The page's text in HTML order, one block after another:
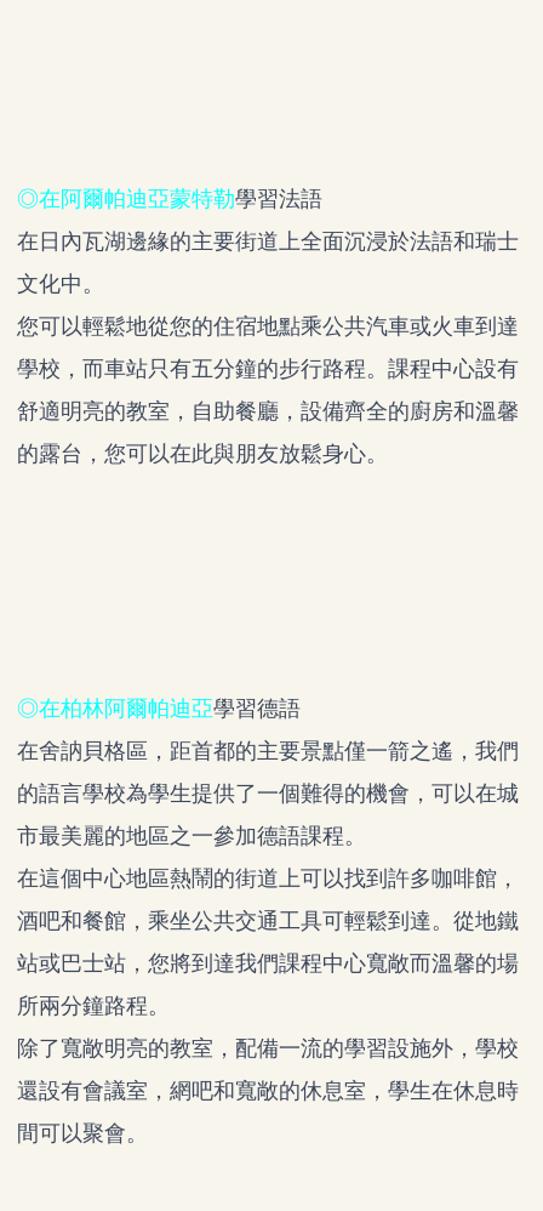
◎在阿爾帕迪亞蒙特勒學習法語
在日內瓦湖邊緣的主要街道上全面沉浸於法語和瑞士
文化中。
您可以輕鬆地從您的住宿地點乘公共汽車或火車到達
學校，而車站只有五分鐘的步行路程。課程中心設有
舒適明亮的教室，自助餐廳，設備齊全的廚房和溫馨
的露台，您可以在此與朋友放鬆身心。
◎在柏林阿爾帕迪亞學習德語
在舍訥貝格區，距首都的主要景點僅一箭之遙，我們
的語言學校為學生提供了一個難得的機會，可以在城
市最美麗的地區之一參加德語課程。
在這個中心地區熱鬧的街道上可以找到許多咖啡館，
酒吧和餐館，乘坐公共交通工具可輕鬆到達。從地鐵
站或巴士站，您將到達我們課程中心寬敞而溫馨的場
所兩分鐘路程。
除了寬敞明亮的教室，配備一流的學習設施外，學校
還設有會議室，網吧和寬敞的休息室，學生在休息時
間可以聚會。